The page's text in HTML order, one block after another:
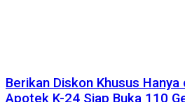
Berikan Diskon Khusus Hanya
Apotek K-24 Siap Buka 110